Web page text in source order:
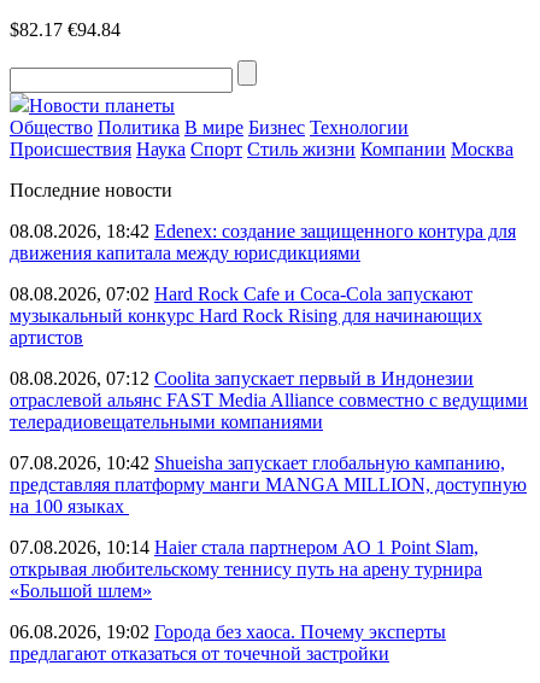
$82.17 €94.84
Новости планеты
Общество Политика В мире Бизнес Технологии
Происшествия Наука Спорт Стиль жизни Компании Москва
Последние новости
08.08.2026, 18:42 Edenex: создание защищенного контура для
движения капитала между юрисдикциями
08.08.2026, 07:02 Hard Rock Cafe и Coca-Cola запускают
музыкальный конкурс Hard Rock Rising для начинающих
артистов
08.08.2026, 07:12 Coolita запускает первый в Индонезии
отраслевой альянс FAST Media Alliance совместно с ведущими
телерадиовещательными компаниями
07.08.2026, 10:42 Shueisha запускает глобальную кампанию,
представляя платформу манги MANGA MILLION, доступную
на 100 языках
07.08.2026, 10:14 Haier стала партнером AO 1 Point Slam,
открывая любительскому теннису путь на арену турнира
«Большой шлем»
06.08.2026, 19:02 Города без хаоса. Почему эксперты
предлагают отказаться от точечной застройки